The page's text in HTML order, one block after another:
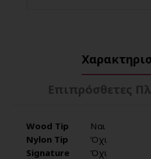
Επιπρόσθετες
Wood Tip
Ναι
Nylon Tip
Όχι
Signature
Όχι